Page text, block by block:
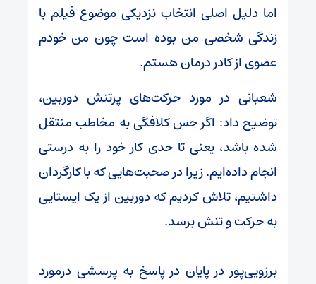
اما دلیل اصلی انتخاب نزدیکی موضوع فیلم با
زندگی شخصی من بوده است چون من خودم
عضوی از کادر درمان هستم.
شعبانی در مورد حرکت‌های پرتنش دوربین،
توضیح داد: اگر حس کلافگی به مخاطب منتقل
شده باشد، یعنی تا حدی کار خود را به درستی
انجام داده‌ایم. زیرا در صحبت‌هایی که با کارگردان
داشتیم، تلاش کردیم که دوربین از یک ایستایی
به حرکت و تنش برسد.
برزویی‌پور در پایان در پاسخ به پرسشی درمورد